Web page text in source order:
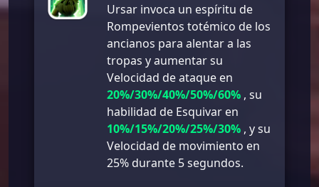
Ursar invoca un espíritu de
Rompevientos totémico de los
ancianos para alentar a las
tropas y aumentar su
Velocidad de ataque en
20%/30%/40%/50%/60% , su
habilidad de Esquivar en
10%/15%/20%/25%/30% , y su
Velocidad de movimiento en
25% durante 5 segundos.